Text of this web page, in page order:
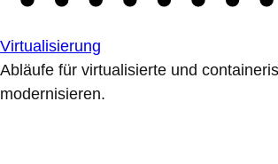
Virtualisierung
Abläufe für virtualisierte und
modernisieren.